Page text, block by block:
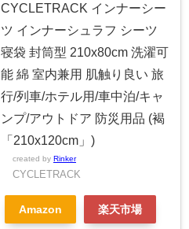
CYCLETRACK インナーシー
ツ インナーシュラフ シーツ
寝袋 封筒型 210x80cm 洗濯可
能 綿 室内兼用 肌触り良い 旅
行/列車/ホテル用/車中泊/キャ
ンプ/アウトドア 防災用品 (褐
「210x120cm」)
created by Rinker
CYCLETRACK
Amazon 楽天市場